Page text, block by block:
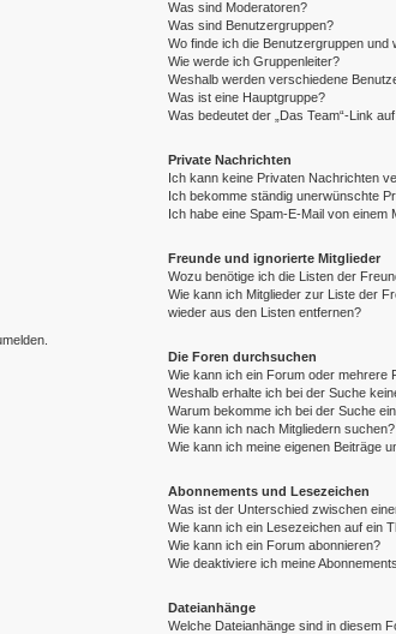
Was sind Moderatoren?
Was sind Benutzergruppen?
Wo finde ich die Benutzergruppen und
Wie werde ich Gruppenleiter?
Weshalb werden verschiedene
Was ist eine Hauptgruppe?
Was bedeutet der „Das Team“-Link
Private Nachrichten
Ich kann keine Privaten Nachrichten
Ich bekomme ständig unerwünschte
Ich habe eine Spam-E-Mail von einem
Freunde und ignorierte Mitglieder
Wozu benötige ich die Listen der
Wie kann ich Mitglieder zur Liste der
wieder aus den Listen entfernen?
Die Foren durchsuchen
Wie kann ich ein Forum oder mehrere
Weshalb erhalte ich bei der Suche
Warum bekomme ich bei der Suche
Wie kann ich nach Mitgliedern suchen?
Wie kann ich meine eigenen Beiträge
Abonnements und Lesezeichen
Was ist der Unterschied zwischen
Wie kann ich ein Lesezeichen auf ein
Wie kann ich ein Forum abonnieren?
Wie deaktiviere ich meine
Dateianhänge
Welche Dateianhänge sind in diesem